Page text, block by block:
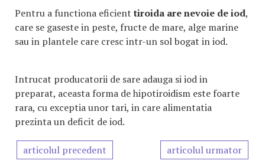
Pentru a functiona eficienttiroida are nevoie de iod,
care se gaseste in peste, fructe de mare, alge marine
sau in plantele care cresc intr-un sol bogat in iod.
Intrucat producatorii de sare adauga si iod in
preparat, aceasta forma de hipotiroidism este foarte
rara, cu exceptia unor tari, in care alimentatia
prezinta un deficit de iod.
articolul precedent articolul urmator